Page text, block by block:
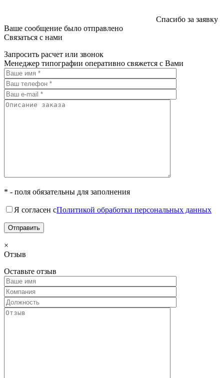
Спасибо за заявку
Ваше сообщение было отправлено
Связаться с нами
Запросить расчет или звонок
Менеджер типографии оперативно свяжется с Вами
* - поля обязательны для заполнения
Я согласен сПолитикой обработки персональных данных
×
Отзыв
Оставьте отзыв